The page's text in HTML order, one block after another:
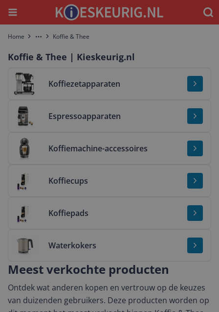
Menu
Home More Koffie & Thee
Koffie & Thee | Kieskeurig.nl
Koffiezetapparaten
Bekijk & vergelijk Koffiezetapparaten
Espressoapparaten
Bekijk & vergelijk Espressoapparaten
Koffiemachine-accessoires
Bekijk & vergelijk Koffiemachine-accessoires
Koffiecups
Koffiepads
Waterkokers
Meest verkochte producten
Ontdek wat anderen kopen en vertrouw op de keuzes
van duizenden gebruikers. Deze producten worden op